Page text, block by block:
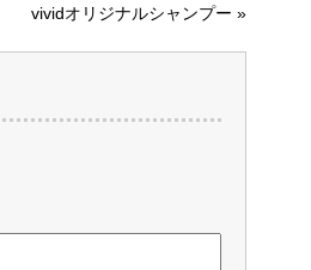
vividオリジナルシャンプー »